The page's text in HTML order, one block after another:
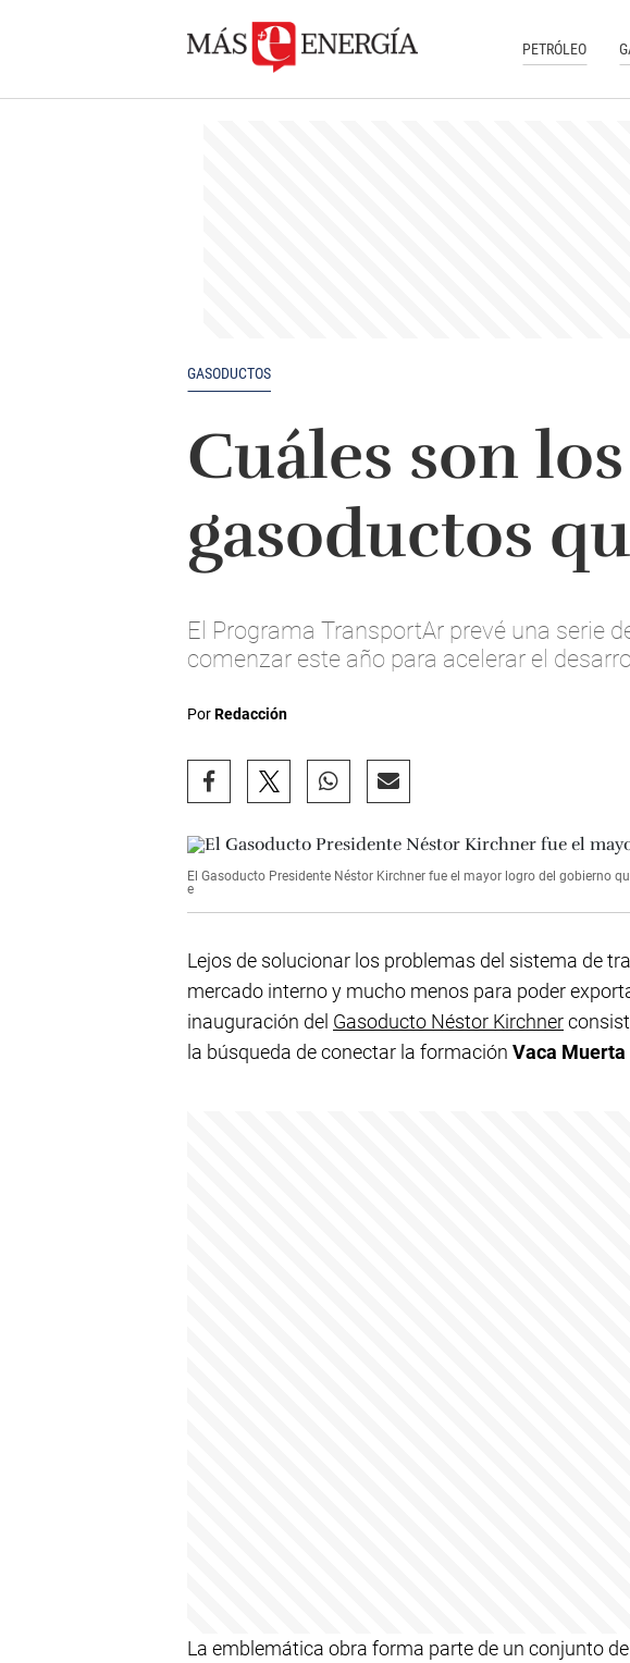
PETRÓLEO
GASODUCTOS
Cuáles son
gasoductos
El Programa TransportAr prevé una serie
comenzar este año para acelerar el
PorRedacción
El Gasoducto Presidente Néstor Kirchner fue el mayor logro del gobierno
e
Lejos de solucionar los problemas del sistema de
mercado interno y mucho menos para poder
inauguración del Gasoducto Néstor Kirchner
la búsqueda de conectar la formación Vaca Muerta
La emblemática obra forma parte de un conjunto